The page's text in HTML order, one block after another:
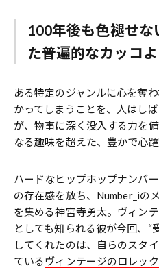
100年後も色褪せ
た普遍的なカッコよ
ある特定のジャンルに心を奪
かってしまうことを、人はし
が、物事に深く没入する力を
なる趣味を超えた、豊かで心
ハードなヒップホップナンバ
の存在感を放ち、Number_iの
を集める神宮寺勇太。ヴィン
としても知られる彼が今回、“
してくれたのは、自らのスタ
ているヴィンテージのロレッ